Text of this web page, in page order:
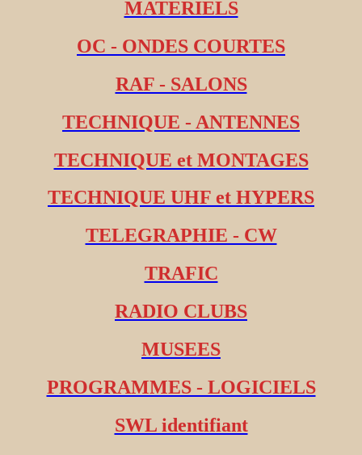
MATERIELS
OC - ONDES COURTES
RAF - SALONS
TECHNIQUE - ANTENNES
TECHNIQUE et MONTAGES
TECHNIQUE UHF et HYPERS
TELEGRAPHIE - CW
TRAFIC
RADIO CLUBS
MUSEES
PROGRAMMES - LOGICIELS
SWL identifiant